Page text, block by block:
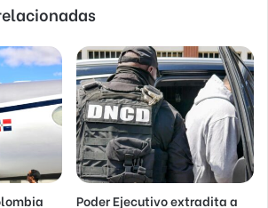
Poder Ejecutivo extradita a